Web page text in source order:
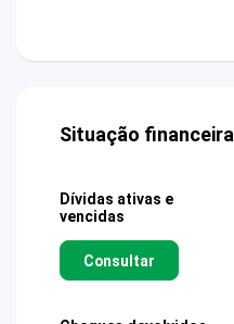
Situação financeira
Dívidas ativas e
vencidas
Consultar